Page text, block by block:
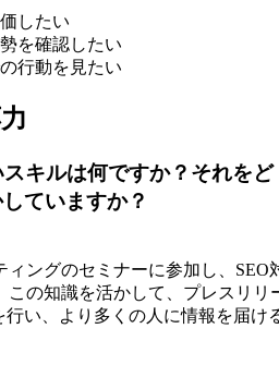
したい
を確認したい
行動を見たい
キルは何ですか？それをど
ていますか？
ィングのセミナーに参加し、SEO
この知識を活かして、プレスリリ
行い、より多くの人に情報を届け